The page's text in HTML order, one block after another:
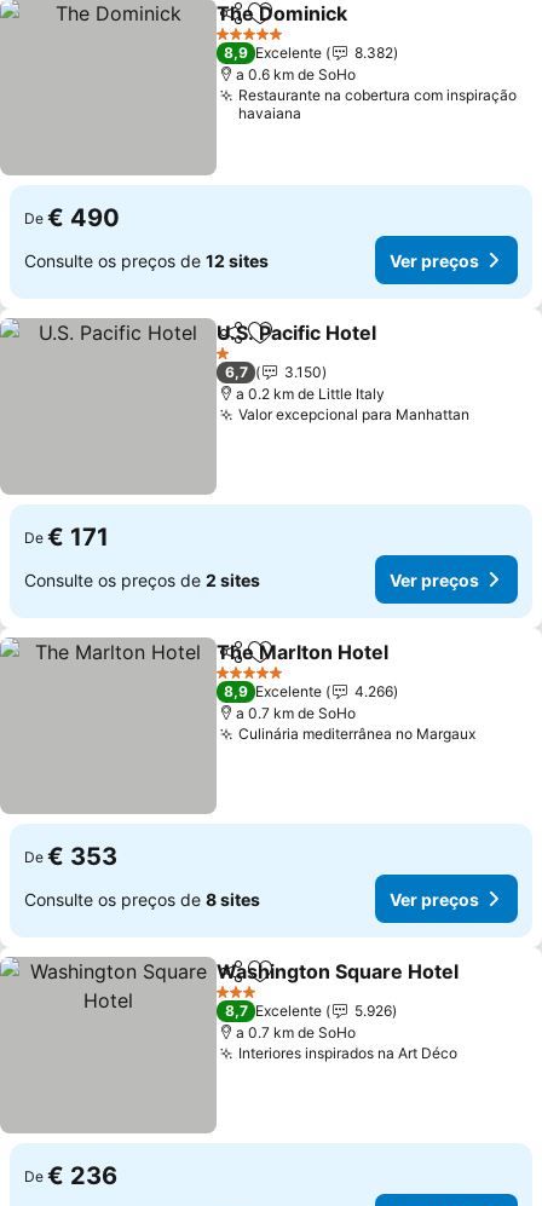
PartilharAdicionar aos favoritos
The Dominick
5 Estrelas
8,9 Excelente
8.382
a 0.6 km de SoHo
Restaurante na cobertura com inspiração
havaiana
De € 490
Consulte os preços de 12 sites Ver preços
PartilharAdicionar aos favoritos
U.S. Pacific Hotel
1 Estrelas
6,7
3.150
a 0.2 km de Little Italy
Valor excepcional para Manhattan
De € 171
Consulte os preços de 2 sites Ver preços
PartilharAdicionar aos favoritos
The Marlton Hotel
5 Estrelas
8,9 Excelente
4.266
a 0.7 km de SoHo
Culinária mediterrânea no Margaux
De € 353
Consulte os preços de 8 sites Ver preços
PartilharAdicionar aos favoritos
Washington Square Hotel
3 Estrelas
8,7 Excelente
5.926
a 0.7 km de SoHo
Interiores inspirados na Art Déco
De € 236